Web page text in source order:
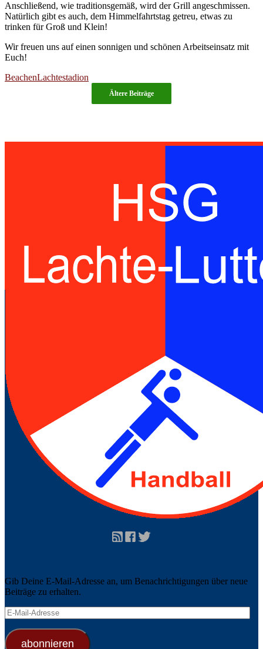
Anschließend, wie traditionsgemäß, wird der Grill angeschmissen.
Natürlich gibt es auch, dem Himmelfahrtstag getreu, etwas zu
trinken für Groß und Klein!
Wir freuen uns auf einen sonnigen und schönen Arbeitseinsatz mit
Euch!
BeachenLachtestadion
Ältere Beiträge
Gib Deine E-Mail-Adresse an, um Benachrichtigungen über neue
Beiträge zu erhalten.
E-
Mail-
Adresse
abonnieren